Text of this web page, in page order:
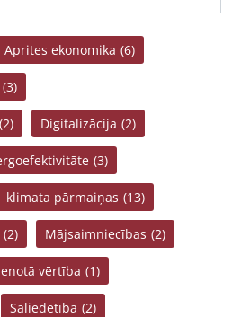
Aprites ekonomika (6)
(3)
(2) Digitalizācija (2)
(3)
klimata pārmaiņas (13)
(2) Mājsaimniecības (2)
vērtība (1)
Saliedētība (2)